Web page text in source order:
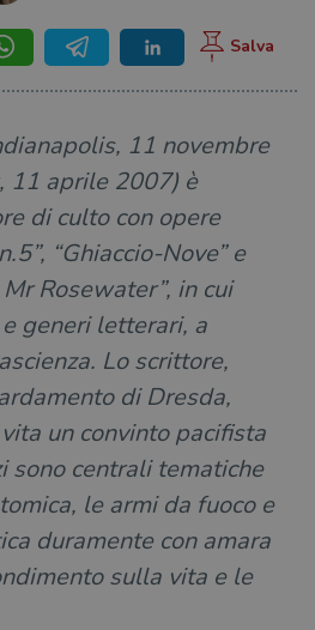
11 novembre
11 aprile 2007) è
di culto con opere
“Ghiaccio-Nove” e
Rosewater”, in cui
generi letterari, a
Lo scrittore,
di Dresda,
un convinto pacifista
sono centrali tematiche
le armi da fuoco e
duramente con amara
sulla vita e le